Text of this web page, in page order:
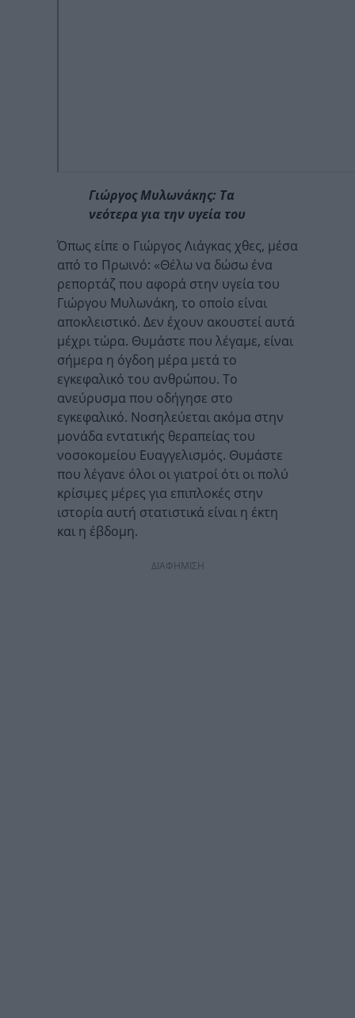
Γιώργος Μυλωνάκης: Τα
νεότερα για την υγεία του
Όπως είπε ο Γιώργος Λιάγκας χθες, μέσα
από το Πρωινό: «Θέλω να δώσω ένα
ρεπορτάζ που αφορά στην υγεία του
Γιώργου Μυλωνάκη, το οποίο είναι
αποκλειστικό. Δεν έχουν ακουστεί αυτά
μέχρι τώρα. Θυμάστε που λέγαμε, είναι
σήμερα η όγδοη μέρα μετά το
εγκεφαλικό του ανθρώπου. Το
ανεύρυσμα που οδήγησε στο
εγκεφαλικό. Νοσηλεύεται ακόμα στην
μονάδα εντατικής θεραπείας του
νοσοκομείου Ευαγγελισμός. Θυμάστε
που λέγανε όλοι οι γιατροί ότι οι πολύ
κρίσιμες μέρες για επιπλοκές στην
ιστορία αυτή στατιστικά είναι η έκτη
και η έβδομη.
ΔΙΑΦΗΜΙΣΗ